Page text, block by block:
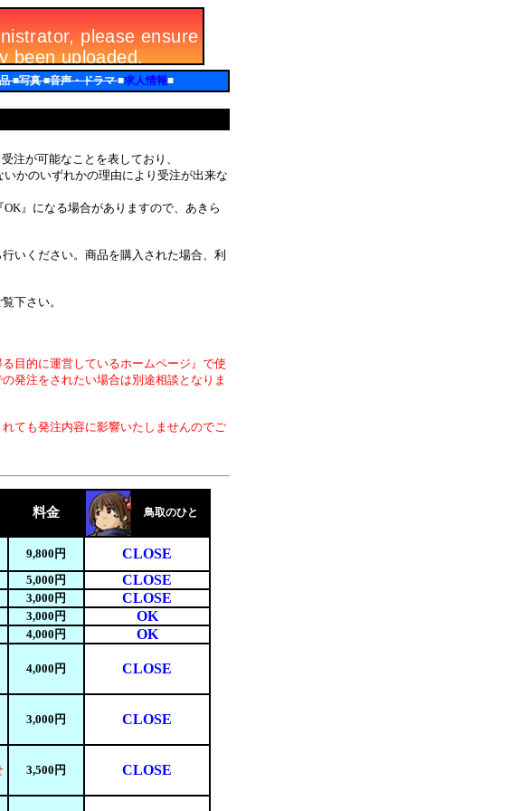
■写真 ■音声・ドラマ■求人情報■
注が可能なことを表しており、
いかのいずれかの理由により受注が出来な
』になる場合がありますので、あきら
いください。商品を購入された場合、利
下さい。
目的に運営しているホームページ』で使
発注をされたい場合は別途相談となりま
ても発注内容に影響いたしませんのでご
料金 鳥取のひと
9,800円 CLOSE
5,000円 CLOSE
3,000円 CLOSE
3,000円 OK
4,000円 OK
4,000円 CLOSE
3,000円 CLOSE
3,500円 CLOSE